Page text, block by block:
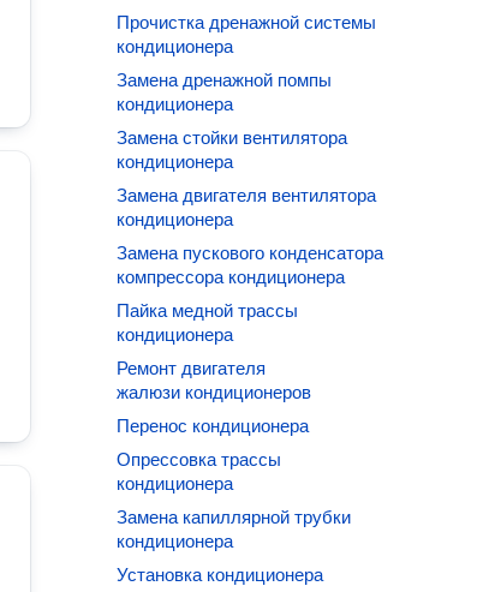
Прочистка дренажной системы
кондиционера
Замена дренажной помпы
кондиционера
Замена стойки вентилятора
кондиционера
Замена двигателя вентилятора
кондиционера
Замена пускового конденсатора
компрессора кондиционера
Пайка медной трассы
кондиционера
Ремонт двигателя
жалюзи кондиционеров
Перенос кондиционера
Опрессовка трассы
кондиционера
Замена капиллярной трубки
кондиционера
Установка кондиционера